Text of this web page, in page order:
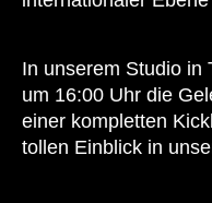
In unserem Studio in
um 16:00 Uhr die
einer kompletten
tollen Einblick in